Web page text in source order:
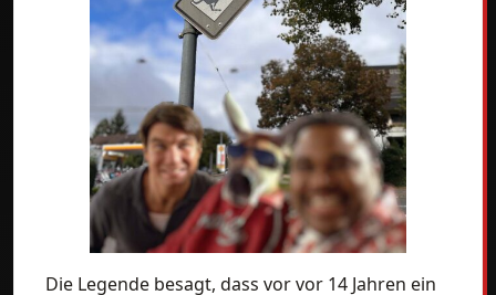
Die Legende besagt, dass vor vor 14 Jahren ein